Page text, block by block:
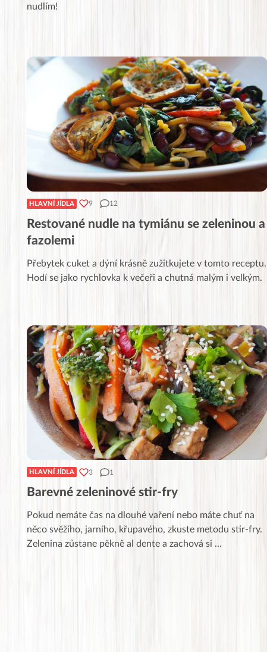
nudlím!
HLAVNÍ JÍDLA 9 12
Restované nudle na tymiánu se zeleninou a
fazolemi
Přebytek cuket a dýní krásně zužitkujete v tomto receptu.
Hodí se jako rychlovka k večeři a chutná malým i velkým.
HLAVNÍ JÍDLA 3 1
Barevné zeleninové stir-fry
Pokud nemáte čas na dlouhé vaření nebo máte chuť na
něco svěžího, jarního, křupavého, zkuste metodu stir-fry.
Zelenina zůstane pěkně al dente a zachová si ...